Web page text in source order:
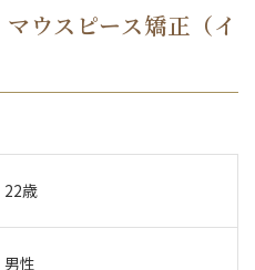
ウスピース矯正（イ
22歳
男性